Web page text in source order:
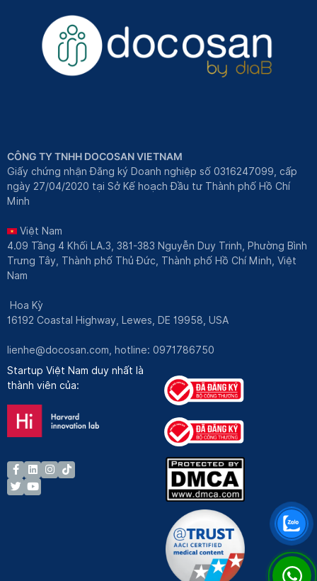
CÔNG TY TNHH DOCOSAN VIETNAM
Giấy chứng nhận Đăng ký Doanh nghiệp số 0316247099, cấp
ngày 27/04/2020 tại Sở Kế hoạch Đầu tư Thành phố Hồ Chí
Minh
Việt Nam
4.09 Tầng 4 Khối LA.3, 381-383 Nguyễn Duy Trinh, Phường Bình
Trưng Tây, Thành phố Thủ Đức, Thành phố Hồ Chí Minh, Việt
Nam
Hoa Kỳ
16192 Coastal Highway, Lewes, DE 19958, USA
lienhe@docosan.com, hotline: 0971786750
Startup Việt Nam duy nhất là
thành viên của: